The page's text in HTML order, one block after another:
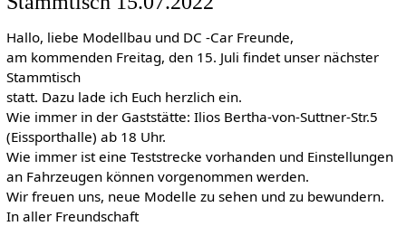
Hallo, liebe Modellbau und DC -Car Freunde,
am kommenden Freitag, den 15. Juli findet unser nächster
Stammtisch
statt. Dazu lade ich Euch herzlich ein.
Wie immer in der Gaststätte: Ilios Bertha-von-Suttner-Str.5
(Eissporthalle) ab 18 Uhr.
Wie immer ist eine Teststrecke vorhanden und Einstellungen
an Fahrzeugen können vorgenommen werden.
Wir freuen uns, neue Modelle zu sehen und zu bewundern.
In aller Freundschaft